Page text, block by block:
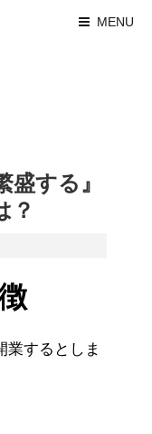
MENU
盛する』
？
業するとしま